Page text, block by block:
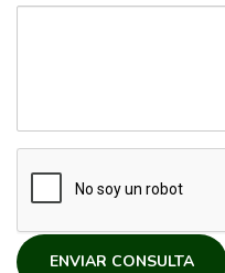
ENVIAR CONSULTA